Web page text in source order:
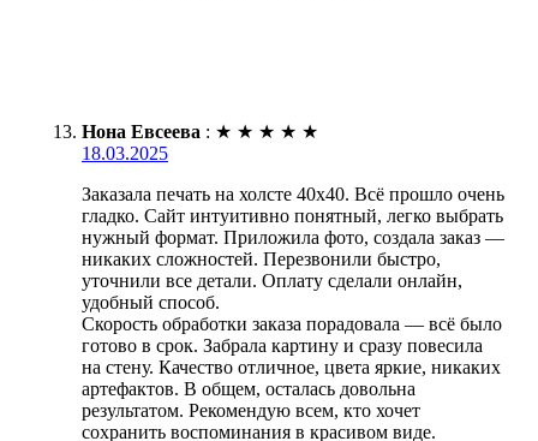
Нона Евсеева : ★ ★ ★ ★ ★
18.03.2025
Заказала печать на холсте 40х40. Всё прошло очень
гладко. Сайт интуитивно понятный, легко выбрать
нужный формат. Приложила фото, создала заказ —
никаких сложностей. Перезвонили быстро,
уточнили все детали. Оплату сделали онлайн,
удобный способ.
Скорость обработки заказа порадовала — всё было
готово в срок. Забрала картину и сразу повесила
на стену. Качество отличное, цвета яркие, никаких
артефактов. В общем, осталась довольна
результатом. Рекомендую всем, кто хочет
сохранить воспоминания в красивом виде.